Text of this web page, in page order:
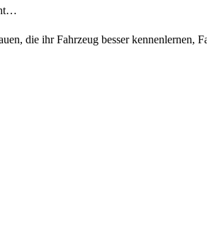
die ihr Fahrzeug besser kennenlernen,